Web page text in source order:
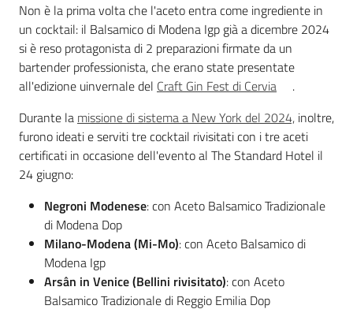
Non è la prima volta che l'aceto entra come ingrediente in
un cocktail: il Balsamico di Modena Igp già a dicembre 2024
si è reso protagonista di 2 preparazioni firmate da un
bartender professionista, che erano state presentate
all'edizione uinvernale del Craft Gin Fest di Cervia
.
Durante la missione di sistema a New York del 2024, inoltre,
furono ideati e serviti tre cocktail rivisitati con i tre aceti
certificati in occasione dell'evento al The Standard Hotel il
24 giugno:
Negroni Modenese: con Aceto Balsamico Tradizionale
di Modena Dop
Milano-Modena (Mi-Mo): con Aceto Balsamico di
Modena Igp
Arsân in Venice (Bellini rivisitato): con Aceto
Balsamico Tradizionale di Reggio Emilia Dop